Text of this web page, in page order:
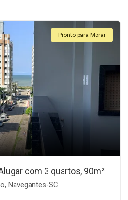
Pronto para Morar
com 3 quartos, 90m²
Navegantes-SC